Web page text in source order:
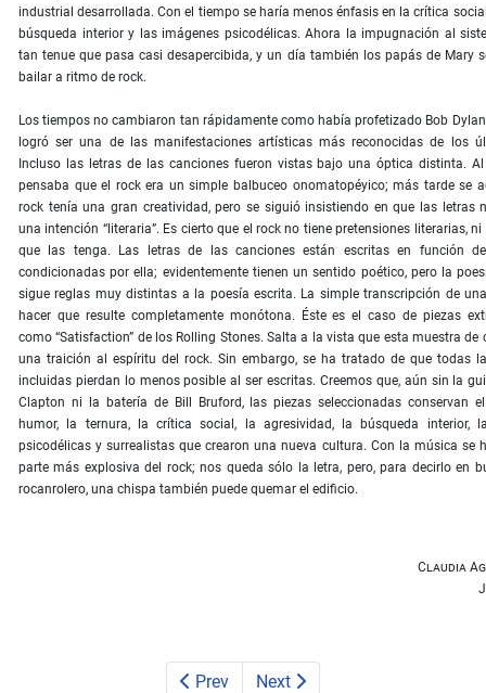
industrial desarrollada. Con el tiempo se haría menos énfasis en la crítica
búsqueda interior y las imágenes psicodélicas. Ahora la impugnación al
tan tenue que pasa casi desapercibida, y un día también los papás de Mary
bailar a ritmo de rock.
Los tiempos no cambiaron tan rápidamente como había profetizado Bob
logró ser una de las manifestaciones artísticas más reconocidas de los
Incluso las letras de las canciones fueron vistas bajo una óptica distinta.
pensaba que el rock era un simple balbuceo onomatopéyico; más tarde se
rock tenía una gran creatividad, pero se siguió insistiendo en que las letras
una intención “literaria”. Es cierto que el rock no tiene pretensiones literarias, ni
que las tenga. Las letras de las canciones están escritas en función
condicionadas por ella; evidentemente tienen un sentido poético, pero la
sigue reglas muy distintas a la poesía escrita. La simple transcripción de
hacer que resulte completamente monótona. Éste es el caso de piezas
como “Satisfaction” de los Rolling Stones. Salta a la vista que esta muestra de
una traición al espíritu del rock. Sin embargo, se ha tratado de que todas
incluidas pierdan lo menos posible al ser escritas. Creemos que, aún sin la
Clapton ni la batería de Bill Bruford, las piezas seleccionadas conservan
humor, la ternura, la crítica social, la agresividad, la búsqueda interior,
psicodélicas y surrealistas que crearon una nueva cultura. Con la música se
parte más explosiva del rock; nos queda sólo la letra, pero, para decirlo en
rocanrolero, una chispa también puede quemar el edificio.
Claudia
Prev Next